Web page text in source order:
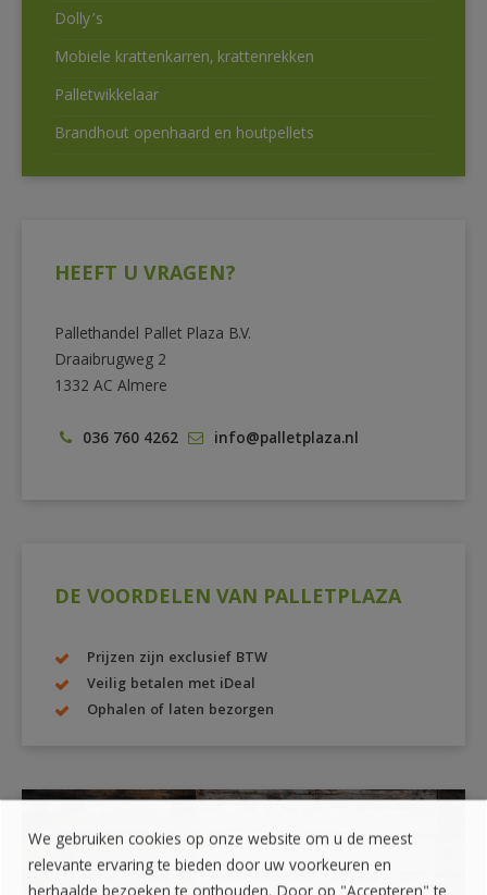
Dolly’s
Mobiele krattenkarren, krattenrekken
Palletwikkelaar
Brandhout openhaard en houtpellets
HEEFT U VRAGEN?
Pallethandel Pallet Plaza B.V.
Draaibrugweg 2
1332 AC Almere
036 760 4262 info@palletplaza.nl
DE VOORDELEN VAN PALLETPLAZA
Prijzen zijn exclusief BTW
Veilig betalen met iDeal
Ophalen of laten bezorgen
ZELF OPHALEN?
We gebruiken cookies op onze website om u de meest
relevante ervaring te bieden door uw voorkeuren en